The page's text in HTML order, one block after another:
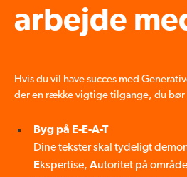
arbejde
Hvis du vil have succes med
der en række vigtige tilgange, du
Byg på E-E-A-T
Dine tekster skal tydeligt
Ekspertise, Autoritet på